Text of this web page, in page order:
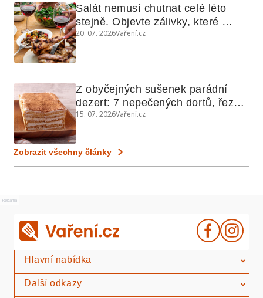
Salát nemusí chutnat celé léto
stejně. Objevte zálivky, které
využijete i na maso, nudle nebo
20. 07. 2026Vaření.cz
Z obyčejných sušenek parádní
dezert: 7 nepečených dortů, řezů
a koláčů
15. 07. 2026Vaření.cz
Zobrazit všechny články
Reklama
Hlavní nabídka
Další odkazy